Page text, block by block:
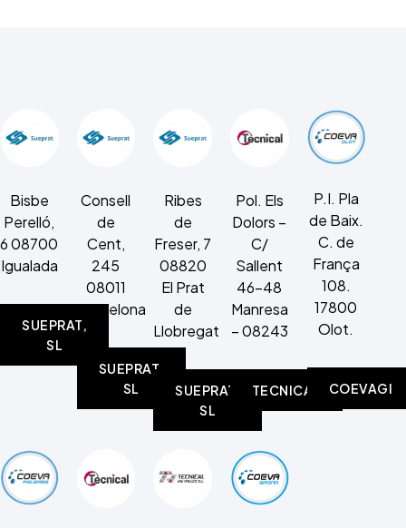
Bisbe
Perelló,
6 08700
Igualada
SUEPRAT,
SL
Consell
de
Cent,
245
08011
Barcelona
SUEPRAT,
SL
Ribes
de
Freser, 7
08820
El Prat
de
Llobregat
SUEPRAT,
SL
Pol. Els
Dolors –
C/
Sallent
46-48
Manresa
– 08243
TECNICAL
P.I. Pla
de Baix.
C. de
França
108.
17800
Olot.
COEVAGI